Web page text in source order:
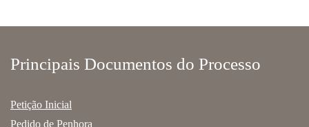
Principais Documentos do Processo
Petição Inicial
Pedido de Penhora